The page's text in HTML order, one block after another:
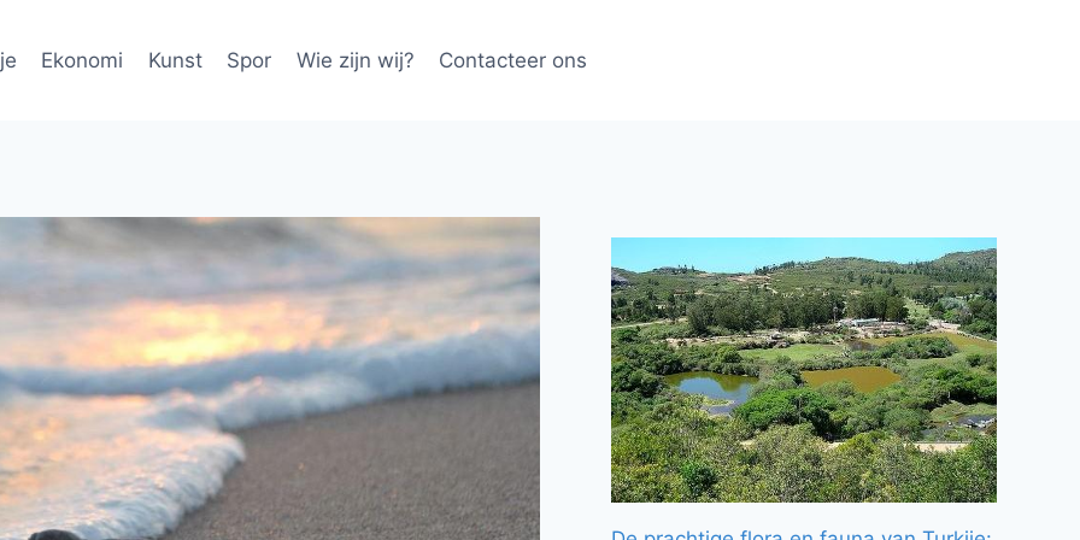
Ekonomi Kunst Spor Wie zijn wij? Contacteer ons